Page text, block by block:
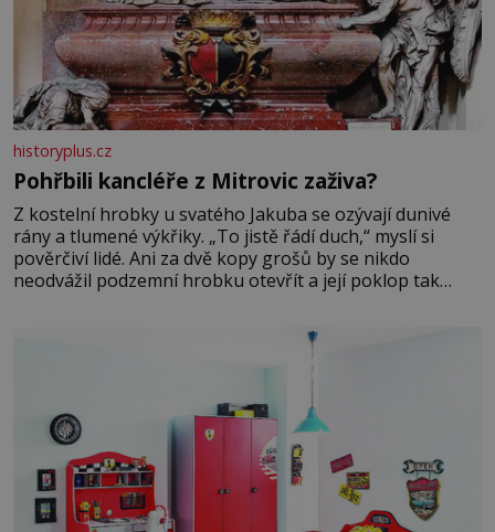
historyplus.cz
Pohřbili kancléře z Mitrovic zaživa?
Z kostelní hrobky u svatého Jakuba se ozývají dunivé
rány a tlumené výkřiky. „To jistě řádí duch,“ myslí si
pověrčiví lidé. Ani za dvě kopy grošů by se nikdo
neodvážil podzemní hrobku otevřít a její poklop tak